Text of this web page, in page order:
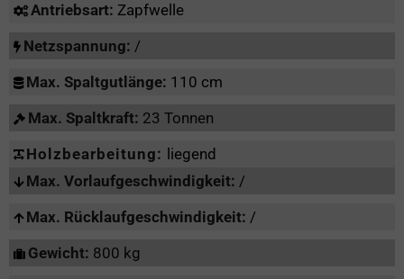
Antriebsart: Zapfwelle
Netzspannung: /
Max. Spaltgutlänge: 110 cm
Max. Spaltkraft: 23 Tonnen
Holzbearbeitung: liegend
Max. Vorlaufgeschwindigkeit: /
Max. Rücklaufgeschwindigkeit: /
Gewicht: 800 kg